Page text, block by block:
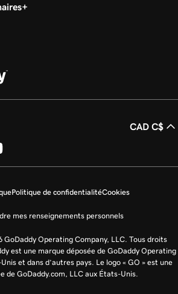
CAD C$
Politique de confidentialitéCookies
mes renseignements personnels
GoDaddy Operating Company, LLC. Tous droits
est une marque déposée de GoDaddy Operating
et dans d’autres pays. Le logo « GO » est une
de GoDaddy.com, LLC aux États-Unis.